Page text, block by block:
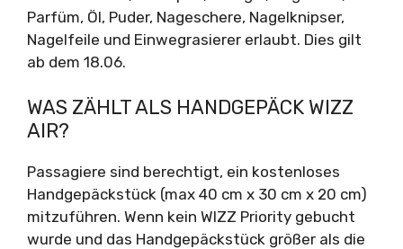
Parfüm, Öl, Puder, Nageschere, Nagelknipser,
Nagelfeile und Einwegrasierer erlaubt. Dies gilt
ab dem 18.06.
WAS ZÄHLT ALS HANDGEPÄCK WIZZ
AIR?
Passagiere sind berechtigt, ein kostenloses
Handgepäckstück (max 40 cm x 30 cm x 20 cm)
mitzuführen. Wenn kein WIZZ Priority gebucht
wurde und das Handgepäckstück größer als die